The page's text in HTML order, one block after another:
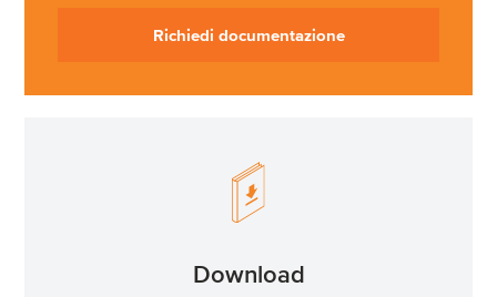
Richiedi documentazione
Download